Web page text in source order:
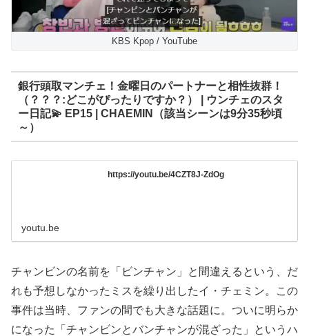
KBS Kpop / YouTube
銀行頭取マンチェ！金曜日のパートナーと相性抜群！
（？？？:どこがぴったりですか？） | ウンチェのスタ
ー日記💫 EP15 | CHAEMIN（該当シーンは9分35秒頃
～）
https://youtu.be/4CZT8J-ZdOg
youtu.be
チャンビンの名前を「ビンチャン」と間違えるという、だ
れも予想しなかったミスを繰り出したイ・チェミン。この
事件は当時、ファンの間でも大きな話題に。ついに明らか
になった「チャンビンとバンチャンが混ざった」というハ